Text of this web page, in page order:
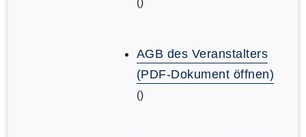
AGB des Veranstalters
(PDF-Dokument öffnen)
()